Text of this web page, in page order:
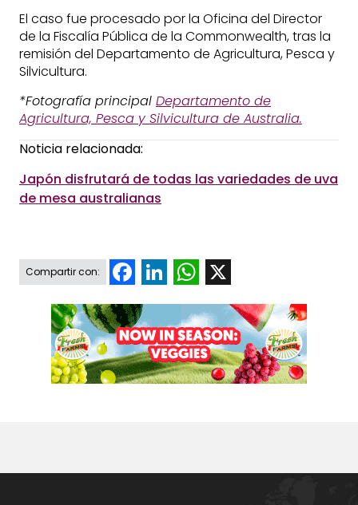
El caso fue procesado por la Oficina del Director
de la Fiscalía Pública de la Commonwealth, tras la
remisión del Departamento de Agricultura, Pesca y
Silvicultura.
*Fotografía principal Departamento de
Agricultura, Pesca y Silvicultura de Australia.
Noticia relacionada:
Japón disfrutará de todas las variedades de uva
de mesa australianas
Compartir con: FacebookLinkedInWhatsApp